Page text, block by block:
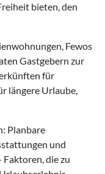
bieten, den
Fewos
Gastgebern zur
für
längere Urlaube,
Planbare
und
die zu